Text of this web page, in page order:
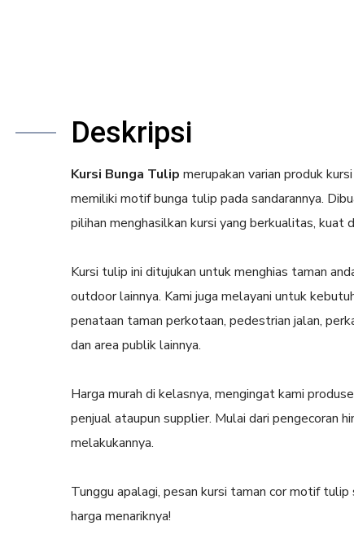
Deskripsi
Kursi Bunga Tulip merupakan varian produk
memiliki motif bunga tulip pada sandarannya.
pilihan menghasilkan kursi yang berkualitas, kuat
Kursi tulip ini ditujukan untuk menghias taman
outdoor lainnya. Kami juga melayani untuk
penataan taman perkotaan, pedestrian jalan,
dan area publik lainnya.
Harga murah di kelasnya, mengingat kami
penjual ataupun supplier. Mulai dari pengecoran
melakukannya.
Tunggu apalagi, pesan kursi taman cor motif tulip
harga menariknya!